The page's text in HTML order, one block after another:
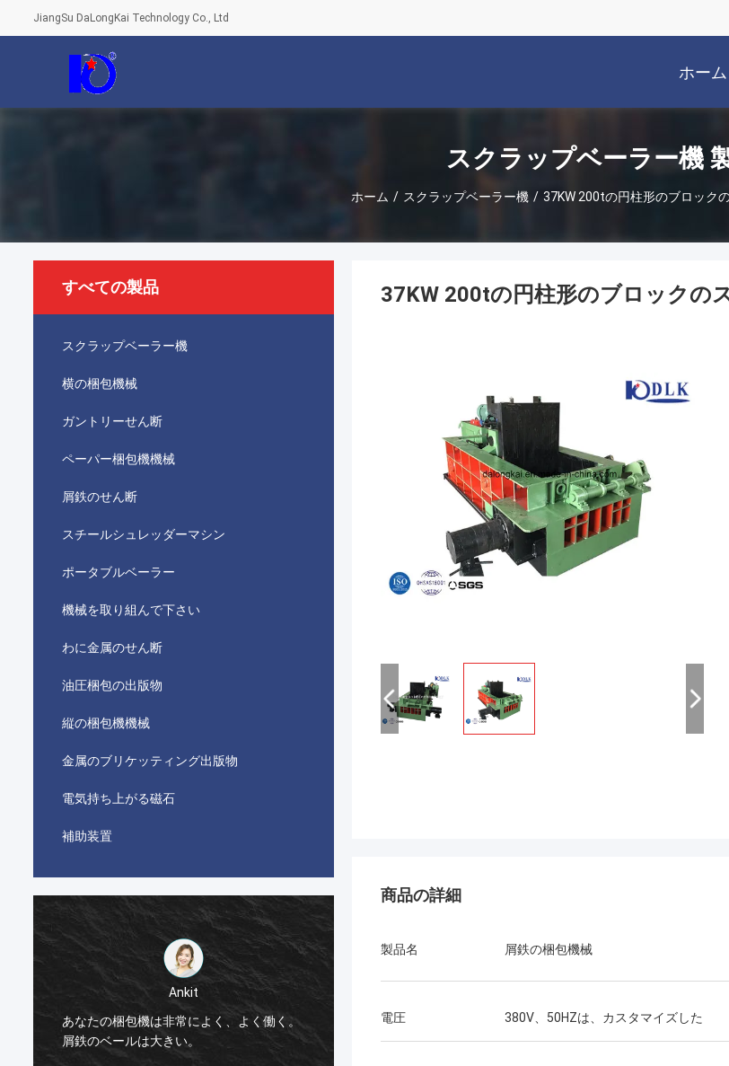
JiangSu DaLongKai Technology Co., Ltd
ホーム
スクラップベーラー機
ホーム / スクラップベーラー機 / 37KW 200tの円柱形のブロック
すべての製品
スクラップベーラー機
横の梱包機械
ガントリーせん断
ペーパー梱包機機械
屑鉄のせん断
スチールシュレッダーマシン
ポータブルベーラー
機械を取り組んで下さい
わに金属のせん断
油圧梱包の出版物
縦の梱包機機械
金属のブリケッティング出版物
電気持ち上がる磁石
補助装置
Ankit
あなたの梱包機は非常によく、よく働く。
屑鉄のベールは大きい。
37KW 200tの円柱形のブロックの
商品の詳細
製品名 屑鉄の梱包機械
電圧 380V、50HZは、カスタマイズした